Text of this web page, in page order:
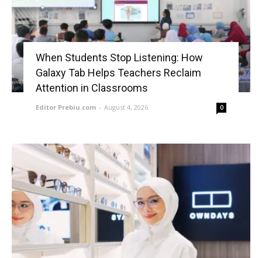
When Students Stop Listening: How
Galaxy Tab Helps Teachers Reclaim
Attention in Classrooms
Editor Prebiu.com - August 4, 2026 0